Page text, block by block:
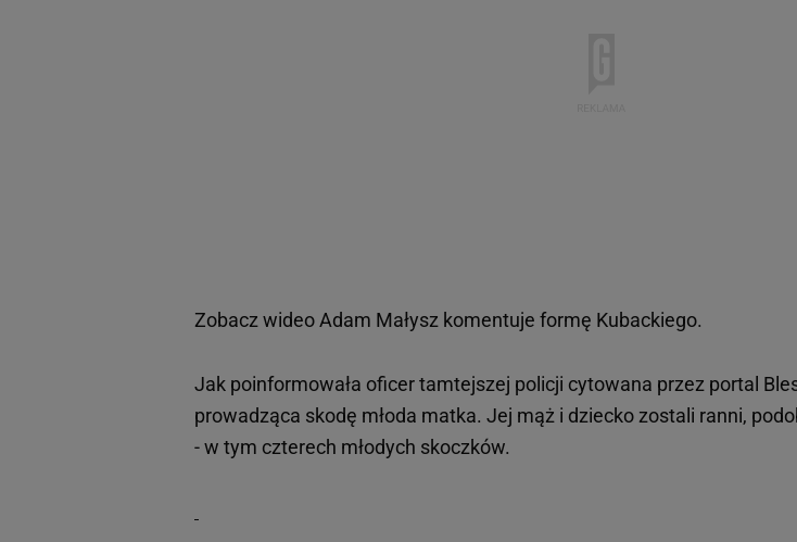
Zobacz wideo Adam Małysz komentuje formę Kubackiego.
Jak poinformowała oficer tamtejszej policji cytowana przez portal
prowadząca skodę młoda matka. Jej mąż i dziecko zostali ranni,
- w tym czterech młodych skoczków.